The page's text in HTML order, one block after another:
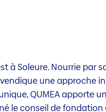
à Soleure. Nourrie par
une approche
QUMEA apporte
le conseil de fondation